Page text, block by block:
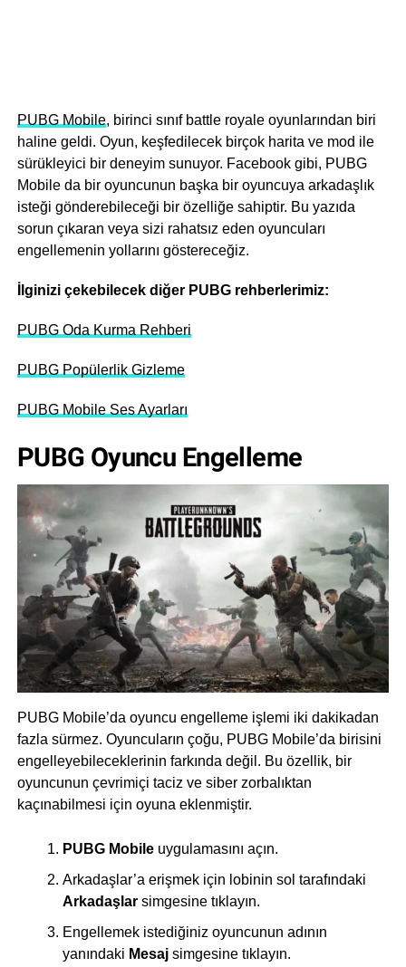
PUBG Mobile, birinci sınıf battle royale oyunlarından biri
haline geldi. Oyun, keşfedilecek birçok harita ve mod ile
sürükleyici bir deneyim sunuyor. Facebook gibi, PUBG
Mobile da bir oyuncunun başka bir oyuncuya arkadaşlık
isteği gönderebileceği bir özelliğe sahiptir. Bu yazıda
sorun çıkaran veya sizi rahatsız eden oyuncuları
engellemenin yollarını göstereceğiz.
İlginizi çekebilecek diğer PUBG rehberlerimiz:
PUBG Oda Kurma Rehberi
PUBG Popülerlik Gizleme
PUBG Mobile Ses Ayarları
PUBG Oyuncu Engelleme
PUBG Mobile’da oyuncu engelleme işlemi iki dakikadan
fazla sürmez. Oyuncuların çoğu, PUBG Mobile’da birisini
engelleyebileceklerinin farkında değil. Bu özellik, bir
oyuncunun çevrimiçi taciz ve siber zorbalıktan
kaçınabilmesi için oyuna eklenmiştir.
PUBG Mobileuygulamasını açın.
Arkadaşlar’a erişmek için lobinin sol tarafındaki
Arkadaşlarsimgesine tıklayın.
Engellemek istediğiniz oyuncunun adının
yanındaki Mesaj simgesine tıklayın.